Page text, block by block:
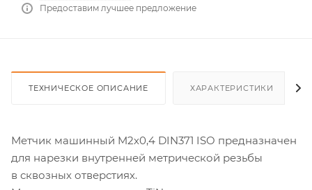
Предоставим лучшее предложение
ТЕХНИЧЕСКОЕ ОПИСАНИЕ ХАРАКТЕРИСТИКИ
Метчик машинный M2х0,4 DIN371 ISO предназначен
для нарезки внутренней метрической резьбы
в сквозных отверстиях.